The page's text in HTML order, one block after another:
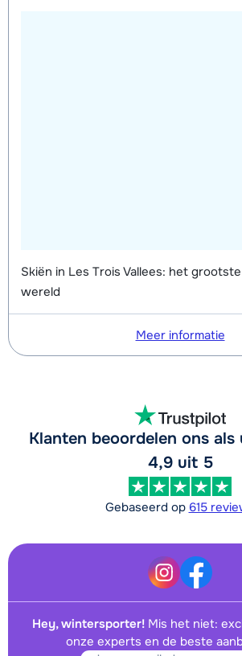
Skiën in Les Trois Vallees: het
wereld
Meer informatie
Klanten beoordelen ons
4,9 uit 5
Gebaseerd op 615
Hey, wintersporter! Mis het niet:
onze experts en de beste